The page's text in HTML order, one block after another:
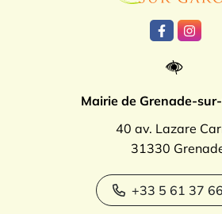
Lien vers
Lien
Mairie de Grenade-
40 av. Lazare
31330
+33 5 61 37